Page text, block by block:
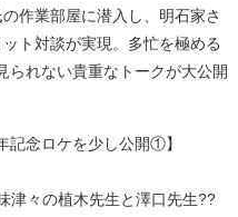
作業部屋に潜入し、明石家さ
ト対談が実現。多忙を極める
られない貴重なトークが大公開
記念ロケを少し公開①】
津々の植木先生と澤口先生??